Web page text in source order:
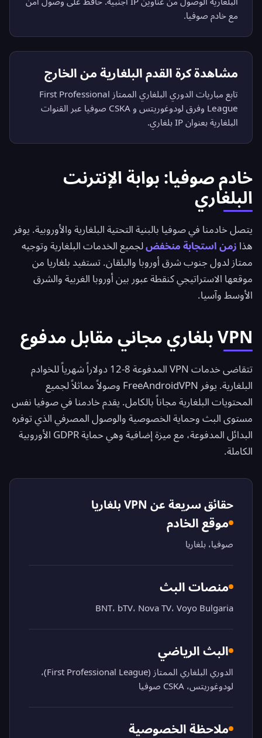
مع خادم صوفيا.
مشاهدة كرة القدم البلغارية من الخارج
تابع مباريات الدوري البلغاري الممتاز First Professional
League وفرق لودوغوريتس و CSKA صوفيا عبر القنوات
البلغارية بعنوان IP بلغاري.
خادم صوفيا: بوابة الإنترنت
البلغاري
يتصل خادمنا في صوفيا بالبنية التحتية البلغارية والأوروبية. يوفر
هذا زمن استجابة منخفضلجميع الخدمات البلغارية وتوجيه
ممتاز لدول جنوب شرق أوروبا والبلقان. تستفيد بلغاريا من
موقعها الاستراتيجي كنقطة عبور بين أوروبا الغربية والشرق
الأوسط وآسيا.
VPN بلغاري مجاني مقابل مدفوع
تتقاضى خدمات VPN المدفوعة 8-12 دولاراً شهرياً للخوادم
البلغارية. يوفر FreeAndroidVPN وصولاً مماثلاً لجميع
المحتويات البلغارية مجاناً بالكامل. يقدم خادمنا في صوفيا نفس
مستوى البث وحماية الخصوصية والوصول المصرفي الذي توفره
البدائل المدفوعة، مع ميزة إضافية وهي حماية GDPR الأوروبية
الكاملة.
حقائق سريعة عن VPN بلغاريا
موقع الخادم
صوفيا، بلغاريا
منصات البث
BNT، bTV، Nova TV، Voyo Bulgaria
البث الرياضي
الدوري البلغاري الممتاز (First Professional League)،
لودوغوريتس، CSKA صوفيا
ملاحظة الخصوصية